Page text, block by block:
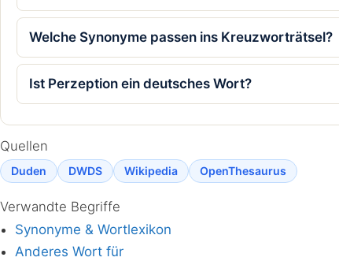
Welche Synonyme passen ins Kreuzworträtsel?
Ist Perzeption ein deutsches Wort?
Quellen
Duden DWDS Wikipedia OpenThesaurus
Verwandte Begriffe
Synonyme & Wortlexikon
Anderes Wort für